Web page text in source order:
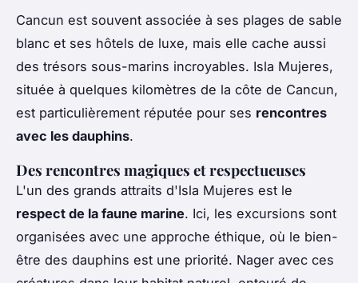
Cancun est souvent associée à ses plages de sable
blanc et ses hôtels de luxe, mais elle cache aussi
des trésors sous-marins incroyables. Isla Mujeres,
située à quelques kilomètres de la côte de Cancun,
est particulièrement réputée pour ses rencontres
avec les dauphins.
Des rencontres magiques et respectueuses
L'un des grands attraits d'Isla Mujeres est le
respect de la faune marine. Ici, les excursions sont
organisées avec une approche éthique, où le bien-
être des dauphins est une priorité. Nager avec ces